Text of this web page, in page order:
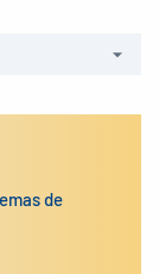
de